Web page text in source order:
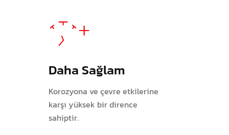
Daha Sağlam
Korozyona ve çevre etkilerine
karşı yüksek bir dirence
sahiptir.